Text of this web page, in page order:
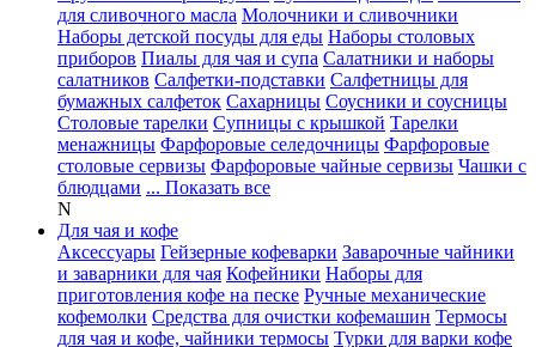
для сливочного масла Молочники и сливочники
Наборы детской посуды для еды Наборы столовых
приборов Пиалы для чая и супа Салатники и наборы
салатников Салфетки-подставки Салфетницы для
бумажных салфеток Сахарницы Соусники и соусницы
Столовые тарелки Супницы с крышкой Тарелки
менажницы Фарфоровые селедочницы Фарфоровые
столовые сервизы Фарфоровые чайные сервизы Чашки с
блюдцами ... Показать все
N
Для чая и кофе
Аксессуары Гейзерные кофеварки Заварочные чайники
и заварники для чая Кофейники Наборы для
приготовления кофе на песке Ручные механические
кофемолки Средства для очистки кофемашин Термосы
для чая и кофе, чайники термосы Турки для варки кофе